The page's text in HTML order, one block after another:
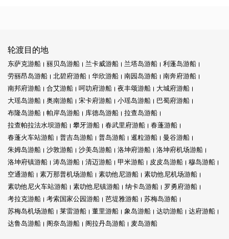
轮渡目的地
东萨克游船 丽贝岛游船 兰卡威游船 兰塔岛游船
利蓬岛游船
劳丽昂岛游船
北碧府游船 华欣游船 南园岛游船
南奔府游船
南邦府游船
合艾游船 呵叻府游船 夜丰颂游船
大城府游船
大瑶岛游船
奥南游船 宋卡府游船 小瑶岛游船
巴蜀府游船
布隆岛游船
帕岸岛游船 库德岛游船
拉查岛游船
拉查帕拉法水坝游船
攀牙游船 春武里府游船
春蓬游船
春蓬火车站游船
普吉岛游船 普岛游船 暹粒游船
曼谷游船
朱姆岛游船
沙敦游船 沙美岛游船 洛坤府游船
洛坤府机场游船
洛坤府镇游船
涛岛游船 清迈游船 甲米游船 皮皮岛游船
穆岛游船
空通游船
素万那普机场游船 素叻他尼游船
素叻他尼机场游船
素叻他尼火车站游船
素叻他尼镇游船 纳卡岛游船
罗勇府游船
考拉克游船
考索国家公园游船 芭堤雅游船
苏梅岛游船
苏梅岛机场游船
莱雷游船 董里游船 象岛游船 达叻游船
达府游船
达鲁岛游船
阁奈岛游船 阁拉丹岛游船 麦岛游船